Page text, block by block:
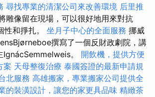
尋找專業的清潔公司來改善環境 后里推
雕像留在現場，可以很好地用來對抗
和掙扎。 坐月子中心的全面服務 挪威
撰寫了一個反財政劇院，講
IgnácSemmelweis。 開飲機，提供方便
案 天母整復治療 泰國簽證的最新申請規
北服務 高雄搬家，專業搬家公司提供全
的裝潢設計，讓您的家更具品味 精緻茶